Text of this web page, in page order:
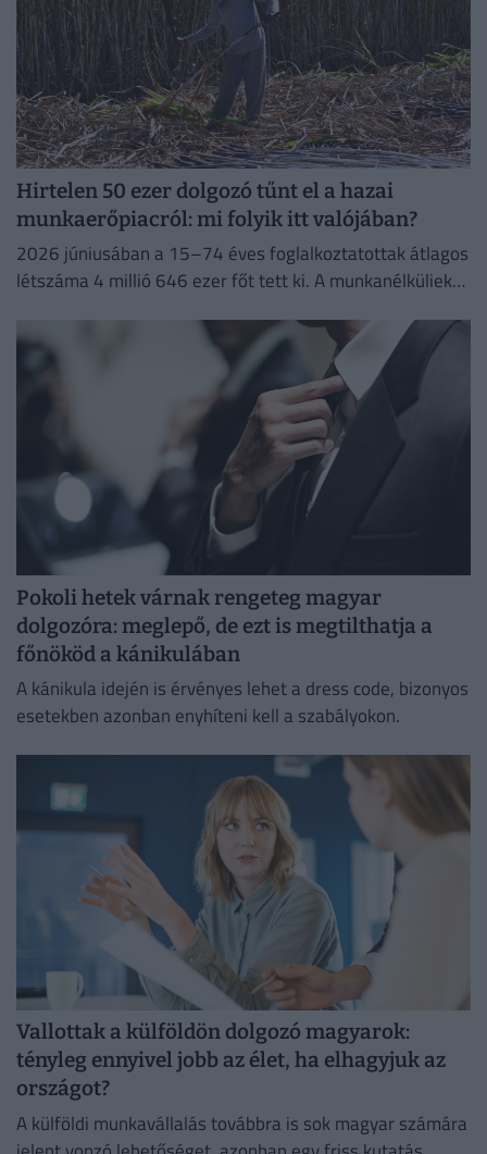
Hirtelen 50 ezer dolgozó tűnt el a hazai
munkaerőpiacról: mi folyik itt valójában?
2026 júniusában a 15–74 éves foglalkoztatottak átlagos
létszáma 4 millió 646 ezer főt tett ki. A munkanélküliek
Pokoli hetek várnak rengeteg magyar
dolgozóra: meglepő, de ezt is megtilthatja a
főnököd a kánikulában
A kánikula idején is érvényes lehet a dress code, bizonyos
esetekben azonban enyhíteni kell a szabályokon.
Vallottak a külföldön dolgozó magyarok:
tényleg ennyivel jobb az élet, ha elhagyjuk az
országot?
A külföldi munkavállalás továbbra is sok magyar számára